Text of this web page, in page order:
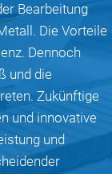
Bearbeitung
Die Vorteile
Dennoch
und die
Zukünftige
und innovative
und